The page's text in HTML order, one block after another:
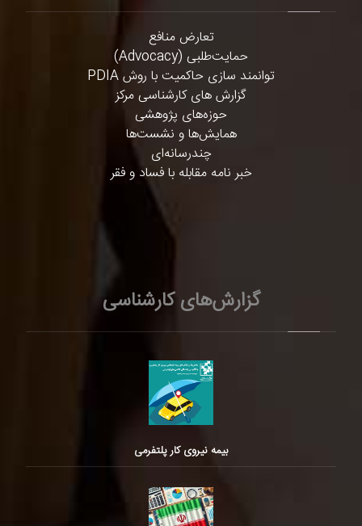
تعارض منافع
حمایت‌طلبی (Advocacy)
توانمند سازی حاکمیت با روش PDIA
گزارش های کارشناسی مرکز
حوزه‌های پژوهشی
همایش‌ها و نشست‌ها
چندرسانه‌ای
خبر نامه مقابله با فساد و فقر
گزارش‌های کارشناسی
بیمه نیروی کار پلتفرمی